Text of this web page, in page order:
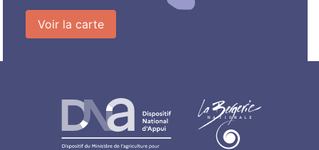
Voir la carte